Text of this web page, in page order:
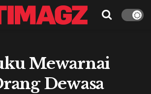
Mewarnai
Dewasa